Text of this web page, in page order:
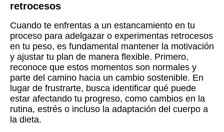
retrocesos
Cuando te enfrentas a un estancamiento en tu
proceso para adelgazar o experimentas retrocesos
en tu peso, es fundamental mantener la motivación
y ajustar tu plan de manera flexible. Primero,
reconoce que estos momentos son normales y
parte del camino hacia un cambio sostenible. En
lugar de frustrarte, busca identificar qué puede
estar afectando tu progreso, como cambios en la
rutina, estrés o incluso la adaptación del cuerpo a
la dieta.